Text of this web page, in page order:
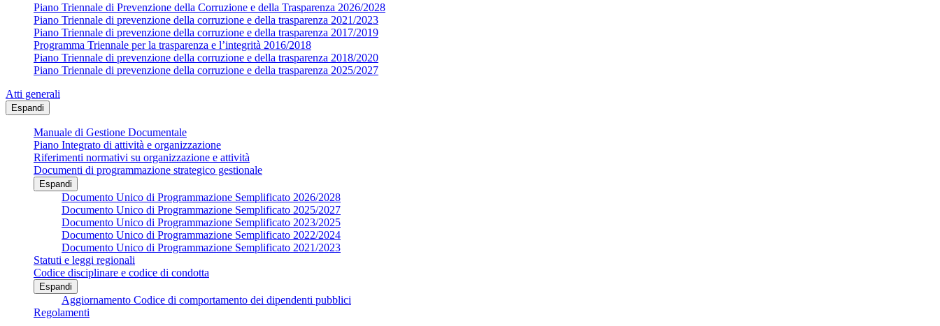
Piano Triennale di Prevenzione della Corruzione e della Trasparenza 2026/2028
Piano Triennale di prevenzione della corruzione e della trasparenza 2021/2023
Piano Triennale di prevenzione della corruzione e della trasparenza 2017/2019
Programma Triennale per la trasparenza e l’integrità 2016/2018
Piano Triennale di prevenzione della corruzione e della trasparenza 2018/2020
Piano Triennale di prevenzione della corruzione e della trasparenza 2025/2027
Atti generali
Espandi
Manuale di Gestione Documentale
Piano Integrato di attività e organizzazione
Riferimenti normativi su organizzazione e attività
Documenti di programmazione strategico gestionale
Espandi
Documento Unico di Programmazione Semplificato 2026/2028
Documento Unico di Programmazione Semplificato 2025/2027
Documento Unico di Programmazione Semplificato 2023/2025
Documento Unico di Programmazione Semplificato 2022/2024
Documento Unico di Programmazione Semplificato 2021/2023
Statuti e leggi regionali
Codice disciplinare e codice di condotta
Espandi
Aggiornamento Codice di comportamento dei dipendenti pubblici
Regolamenti